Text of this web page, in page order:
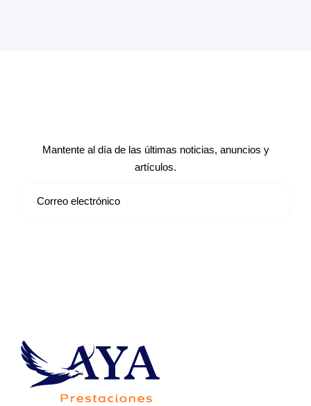
Mantente al día de las últimas noticias, anuncios y
artículos.